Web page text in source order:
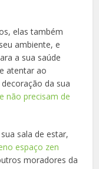
elas também
ambiente, e
a sua saúde
atentar ao
da sua
não precisam de
sala de estar,
espaço zen
moradores da